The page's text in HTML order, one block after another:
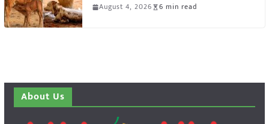
August 4, 2026 6 min read
About Us